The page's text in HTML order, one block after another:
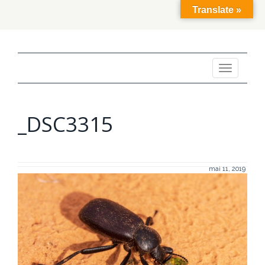
Toggle
navigation
_DSC3315
mai 11, 2019
Translate »